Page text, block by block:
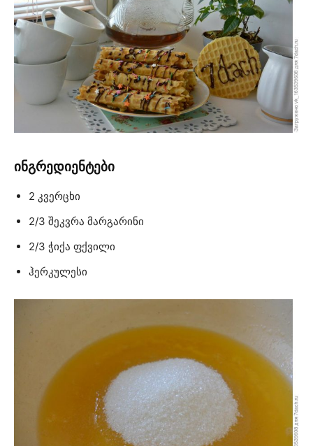
ინგრედიენტები
2 კვერცხი
2/3 შეკვრა მარგარინი
2/3 ჭიქა ფქვილი
ჰერკულესი